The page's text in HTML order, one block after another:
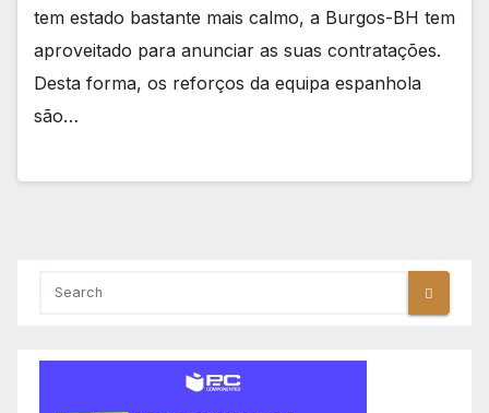
tem estado bastante mais calmo, a Burgos-BH tem
aproveitado para anunciar as suas contratações.
Desta forma, os reforços da equipa espanhola
são…